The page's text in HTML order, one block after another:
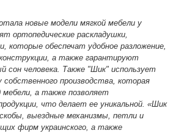
новые модели мягкой мебели у
ортопедические раскладушки,
которые обеспечат удобное разложение,
а также гарантируют
сон человека. Также "Шик" использует
производства, которая
а также позволяет
что делает ее уникальной. «Шик
выездные механизмы, петли и
фирм украинского, а также